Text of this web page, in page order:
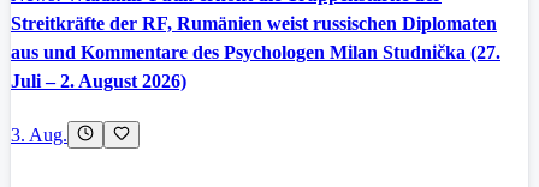
Streitkräfte der RF, Rumänien weist russischen Diplomaten
aus und Kommentare des Psychologen Milan Studnička (27.
Juli – 2. August 2026)
3. Aug.